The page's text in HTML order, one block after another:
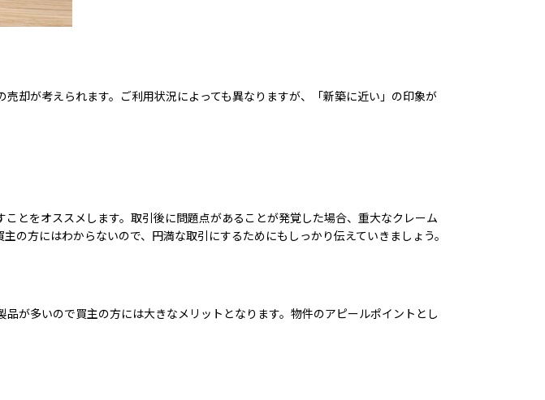
却が考えられます。ご利用状況によっても異なりますが、「新築に近い」の印象が
とをオススメします。取引後に問題点があることが発覚した場合、重大なクレーム
方にはわからないので、円満な取引にするためにもしっかり伝えていきましょう。
が多いので買主の方には大きなメリットとなります。物件のアピールポイントとし